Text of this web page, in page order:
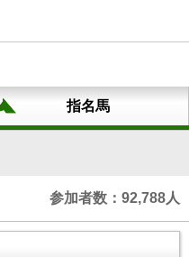
参加者数：92,788人